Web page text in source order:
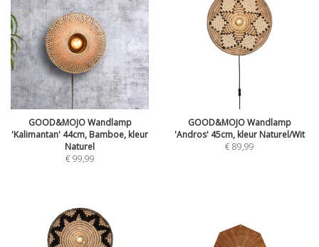
GOOD&MOJO Wandlamp
'Kalimantan' 44cm, Bamboe, kleur
Naturel
€99,99
GOOD&MOJO Wandlamp
'Andros' 45cm, kleur Naturel/Wit
€89,99